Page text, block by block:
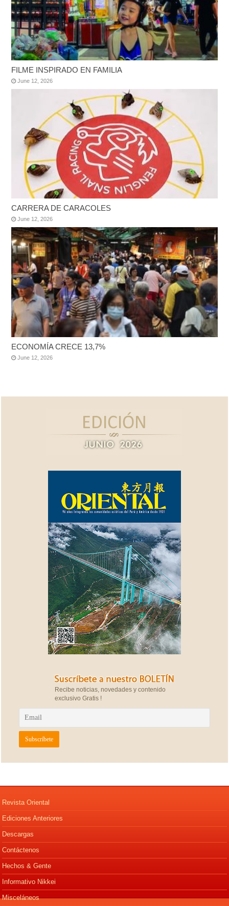
FILME INSPIRADO EN FAMILIA
June 12, 2026
CARRERA DE CARACOLES
June 12, 2026
ECONOMÍA CRECE 13,7%
June 12, 2026
Recibe noticias, novedades y contenido
exclusivo Gratis !
Revista Oriental
Ediciones Anteriores
Descargas
Contáctenos
Hechos & Gente
Informativo Nikkei
Misceláneos